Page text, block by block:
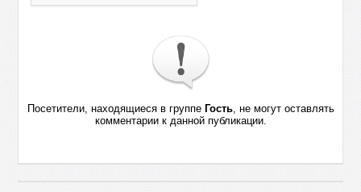
Посетители, находящиеся в группе Гость, не могут оставлять
комментарии к данной публикации.